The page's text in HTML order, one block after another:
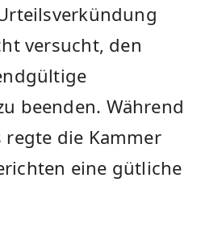
versucht, den
beenden. Während
regte die Kammer
eine gütliche